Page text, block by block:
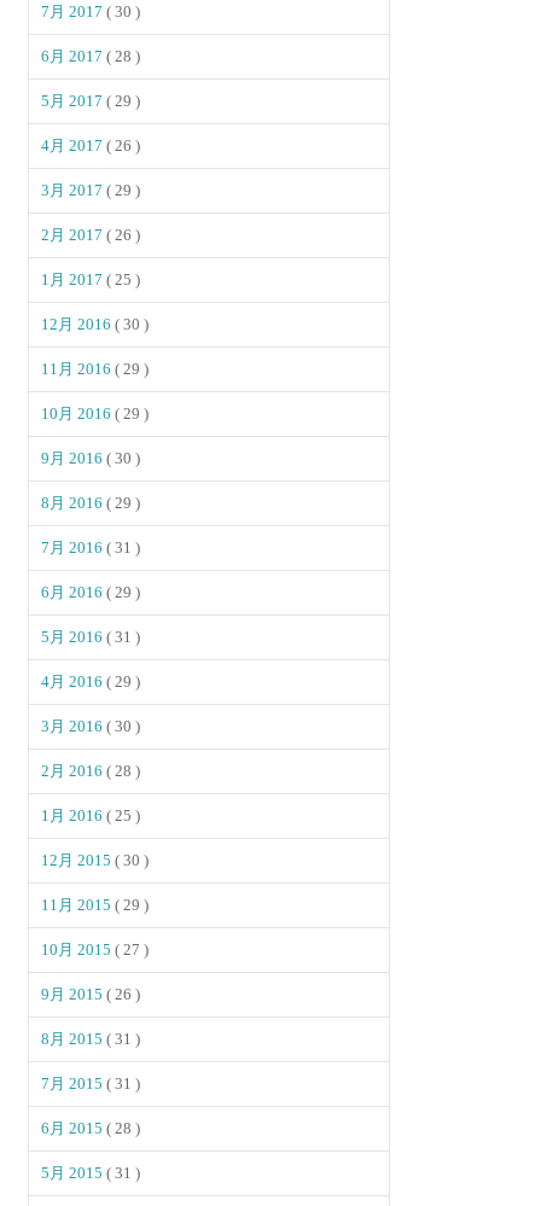
7月 2017( 30 )
6月 2017( 28 )
5月 2017( 29 )
4月 2017( 26 )
3月 2017( 29 )
2月 2017( 26 )
1月 2017( 25 )
12月 2016( 30 )
11月 2016( 29 )
10月 2016( 29 )
9月 2016( 30 )
8月 2016( 29 )
7月 2016( 31 )
6月 2016( 29 )
5月 2016( 31 )
4月 2016( 29 )
3月 2016( 30 )
2月 2016( 28 )
1月 2016( 25 )
12月 2015( 30 )
11月 2015( 29 )
10月 2015( 27 )
9月 2015( 26 )
8月 2015( 31 )
7月 2015( 31 )
6月 2015( 28 )
5月 2015( 31 )